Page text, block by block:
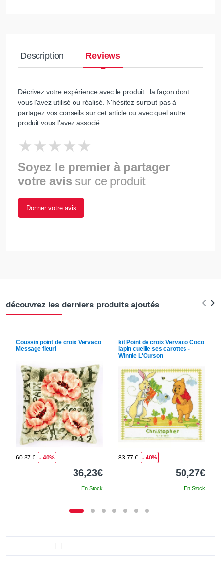
Description Reviews
Décrivez votre expérience avec le produit , la façon dont
vous l'avez utilisé ou réalisé. N'hésitez surtout pas à
partagez vos conseils sur cet article ou avec quel autre
produit vous l'avez associé.
Soyez le premier à partager
votre avis sur ce produit
Donner votre avis
découvrez les derniers produits ajoutés
Coussin point de croix Vervaco
Message fleuri
60.37 € - 40%
36,23€
En Stock
kit Point de croixVervaco Coco
lapin cueille ses carottes -
Winnie L'Ourson
83.77 € - 40%
50,27€
En Stock